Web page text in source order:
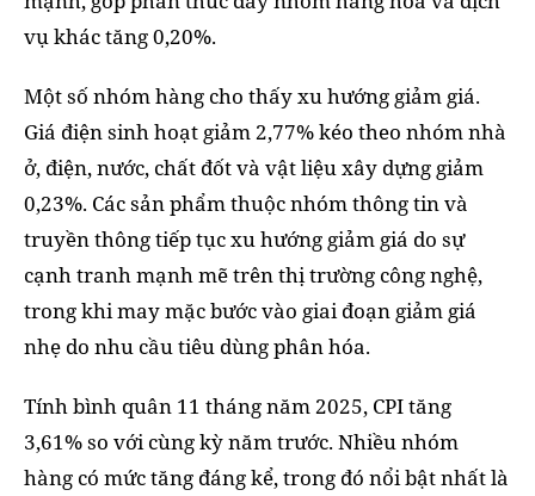
vụ khác tăng 0,20%.
Một số nhóm hàng cho thấy xu hướng giảm giá.
Giá điện sinh hoạt giảm 2,77% kéo theo nhóm nhà
ở, điện, nước, chất đốt và vật liệu xây dựng giảm
0,23%. Các sản phẩm thuộc nhóm thông tin và
truyền thông tiếp tục xu hướng giảm giá do sự
cạnh tranh mạnh mẽ trên thị trường công nghệ,
trong khi may mặc bước vào giai đoạn giảm giá
nhẹ do nhu cầu tiêu dùng phân hóa.
Tính bình quân 11 tháng năm 2025, CPI tăng
3,61% so với cùng kỳ năm trước. Nhiều nhóm
hàng có mức tăng đáng kể, trong đó nổi bật nhất là